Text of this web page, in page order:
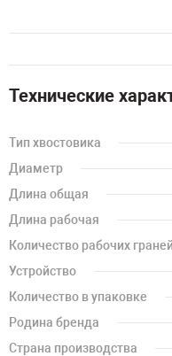
Технические
Тип хвостовика
Диаметр
Длина общая
Длина рабочая
Количество рабочих граней
Устройство
Количество в упаковке
Родина бренда
Страна производства